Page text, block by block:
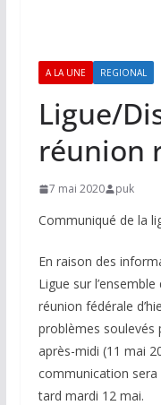
A LA UNE REGIONAL
Ligue/
réunion
7 mai 2020 puk
Communiqué de la
En raison des
Ligue sur
réunion fédérale
problèmes soulevés
après-midi (11 mai
communication sera
tard mardi 12 mai.